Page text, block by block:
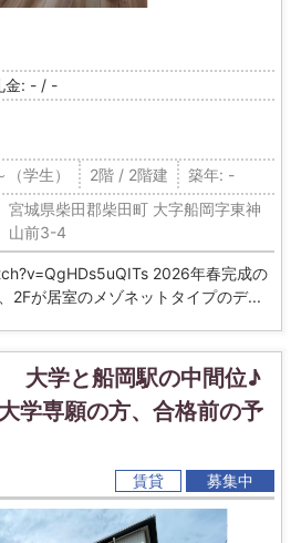
金: - / -
学生） 2階 / 2階建
築年: -
宮城県柴田郡柴田町 大字船岡字東神
山前3-4
2026年春完成の
2Fが居室のメゾネットタイプのデ...
大学と船岡駅の中間位♪
学専願の方、合格前の予
賃貸 募集中